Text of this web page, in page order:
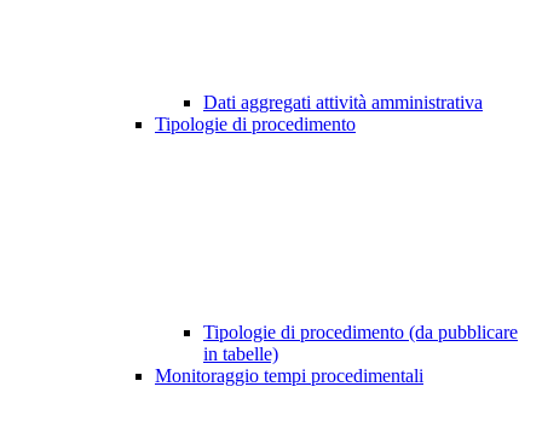
Dati aggregati attività amministrativa
Tipologie di procedimento
Tipologie di procedimento (da pubblicare
in tabelle)
Monitoraggio tempi procedimentali